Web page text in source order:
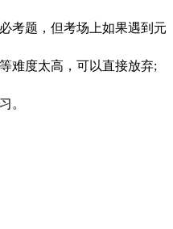
题，但考场上如果遇到元
难度太高，可以直接放弃;
。